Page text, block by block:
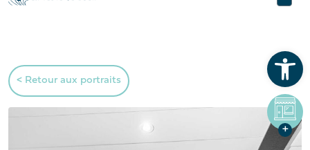
Ouvrir la barre d’outils
< Retour aux portraits